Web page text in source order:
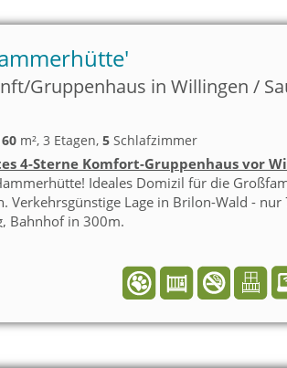
Gruppenhaus in Willingen /
m², 3 Etagen, 5 Schlafzimmer
4-Sterne Komfort-Gruppenhaus vor
Ideales Domizil für die
Verkehrsgünstige Lage in Brilon-Wald -
Bahnhof in 300m.